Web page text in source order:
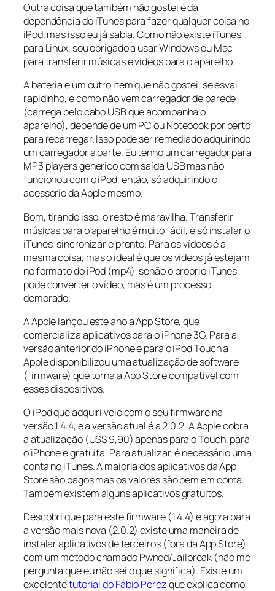
Outra coisa que também não gostei é da
dependência do iTunes para fazer qualquer coisa no
iPod, mas isso eu já sabia. Como não existe iTunes
para Linux, sou obrigado a usar Windows ou Mac
para transferir músicas e vídeos para o aparelho.
A bateria é um outro item que não gostei, se esvai
rapidinho, e como não vem carregador de parede
(carrega pelo cabo USB que acompanha o
aparelho), depende de um PC ou Notebook por perto
para recarregar. Isso pode ser remediado adquirindo
um carregador a parte. Eu tenho um carregador para
MP3 players genérico com saída USB mas não
funcionou com o iPod, então, só adquirindo o
acessório da Apple mesmo.
Bom, tirando isso, o resto é maravilha. Transferir
músicas para o aparelho é muito fácil, é só instalar o
iTunes, sincronizar e pronto. Para os vídeos é a
mesma coisa, mas o ideal é que os vídeos já estejam
no formato do iPod (mp4), senão o próprio iTunes
pode converter o vídeo, mas é um processo
demorado.
A Apple lançou este ano a App Store, que
comercializa aplicativos para o iPhone 3G. Para a
versão anterior do iPhone e para o iPod Touch a
Apple disponibilizou uma atualização de software
(firmware) que torna a App Store compatível com
esses dispositivos.
O iPod que adquiri veio com o seu firmware na
versão 1.4.4, e a versão atual é a 2.0.2. A Apple cobra
a atualização (US$ 9,90) apenas para o Touch, para
o iPhone é gratuita. Para atualizar, é necessário uma
conta no iTunes. A maioria dos aplicativos da App
Store são pagos mas os valores são bem em conta.
Também existem alguns aplicativos gratuitos.
Descobri que para este firmware (1.4.4) e agora para
a versão mais nova (2.0.2) existe uma maneira de
instalar aplicativos de terceiros (fora da App Store)
com um método chamado Pwned/Jailbreak (não me
pergunta que eu não sei o que significa). Existe um
excelentetutorial do Fábio Perezque explica como